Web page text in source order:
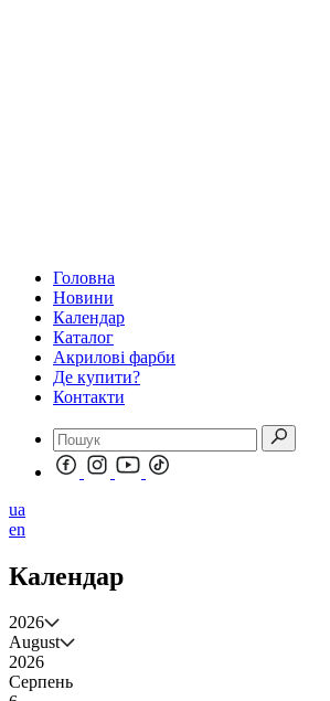
Головна
Новини
Календар
Каталог
Акрилові фарби
Де купити?
Контакти
ua
en
Календар
2026
August
2026
Серпень